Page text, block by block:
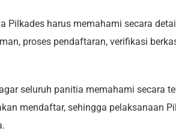
Pilkades harus memahami secara
proses pendaftaran, verifikasi
seluruh panitia memahami secara
mendaftar, sehingga pelaksanaan